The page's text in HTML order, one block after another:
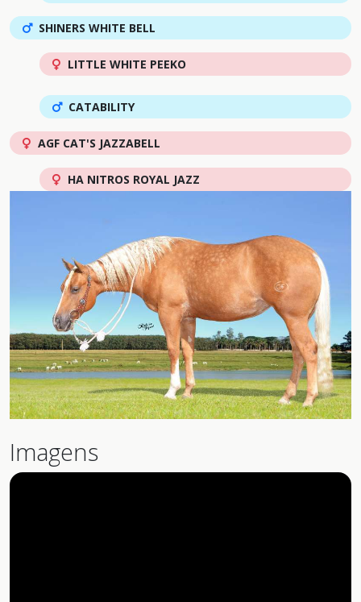
SHINERS WHITE BELL
LITTLE WHITE PEEKO
CATABILITY
AGF CAT'S JAZZABELL
HA NITROS ROYAL JAZZ
Imagens